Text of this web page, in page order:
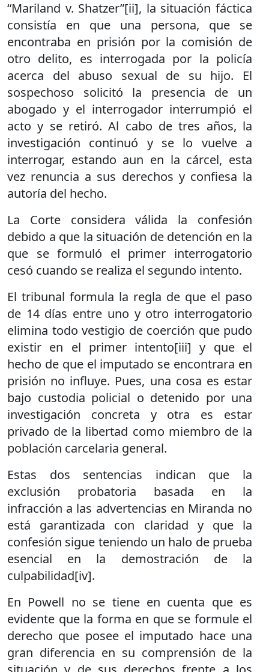
“Mariland v. Shatzer”[ii], la situación fáctica
consistía en que una persona, que se
encontraba en prisión por la comisión de
otro delito, es interrogada por la policía
acerca del abuso sexual de su hijo. El
sospechoso solicitó la presencia de un
abogado y el interrogador interrumpió el
acto y se retiró. Al cabo de tres años, la
investigación continuó y se lo vuelve a
interrogar, estando aun en la cárcel, esta
vez renuncia a sus derechos y confiesa la
autoría del hecho.
La Corte considera válida la confesión
debido a que la situación de detención en la
que se formuló el primer interrogatorio
cesó cuando se realiza el segundo intento.
El tribunal formula la regla de que el paso
de 14 días entre uno y otro interrogatorio
elimina todo vestigio de coerción que pudo
existir en el primer intento[iii] y que el
hecho de que el imputado se encontrara en
prisión no influye. Pues, una cosa es estar
bajo custodia policial o detenido por una
investigación concreta y otra es estar
privado de la libertad como miembro de la
población carcelaria general.
Estas dos sentencias indican que la
exclusión probatoria basada en la
infracción a las advertencias en Miranda no
está garantizada con claridad y que la
confesión sigue teniendo un halo de prueba
esencial en la demostración de la
culpabilidad[iv].
En Powell no se tiene en cuenta que es
evidente que la forma en que se formule el
derecho que posee el imputado hace una
gran diferencia en su comprensión de la